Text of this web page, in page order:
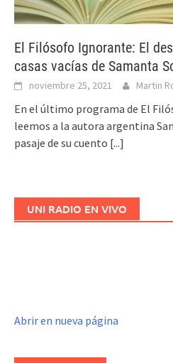
El Filósofo Ignorante: El
casas vacías de Samanta
noviembre 25, 2021 Martin
En el último programa de El
leemos a la autora argentina
pasaje de su cuento [...]
UNI RADIO EN VIVO
Abrir en nueva página